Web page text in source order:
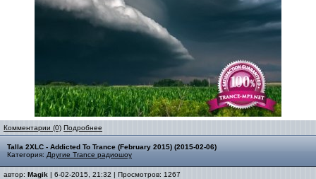
Комментарии (0) Подробнее
Talla 2XLC - Addicted To Trance (February 2015) (2015-02-06)
Категория: Другие Trance радиошоу
автор: Magik | 6-02-2015, 21:32 | Просмотров: 1267